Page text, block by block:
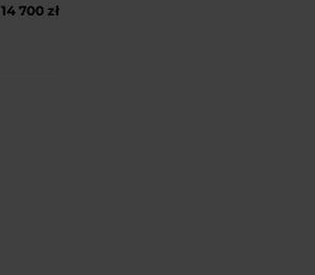
14 700 zł